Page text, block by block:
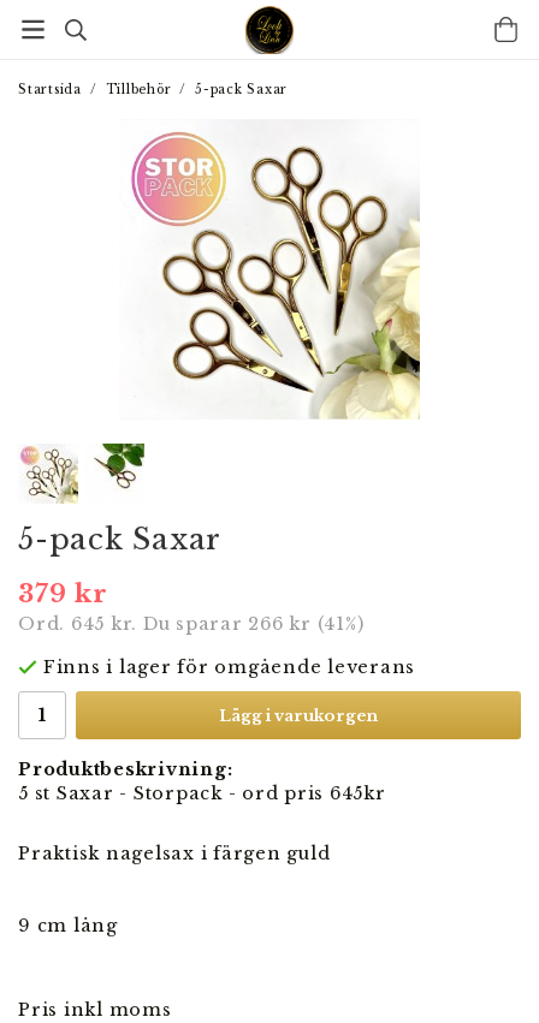
Startsida / Tillbehör / 5-pack Saxar
5-pack Saxar
379 kr
Ord. 645 kr. Du sparar 266 kr (41%)
Finns i lager för omgående leverans
Lägg i varukorgen
Produktbeskrivning:
5 st Saxar - Storpack - ord pris 645kr
Praktisk nagelsax i färgen guld
9 cm lång
Pris inkl moms